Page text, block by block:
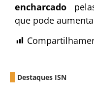
encharcado
que pode
Destaques ISN